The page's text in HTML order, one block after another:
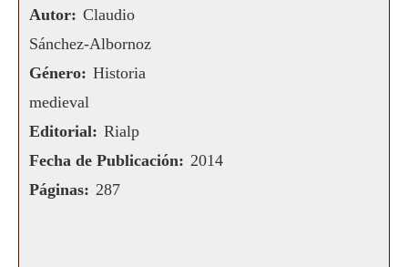
Autor: Claudio
Sánchez-Albornoz
Género: Historia
medieval
Editorial: Rialp
Fecha de Publicación: 2014
Páginas: 287